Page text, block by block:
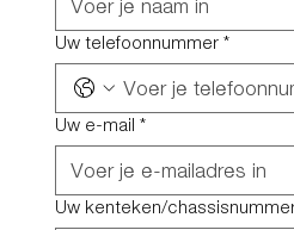
Uw telefoonnummer *
Uw e-mail *
Uw kenteken/